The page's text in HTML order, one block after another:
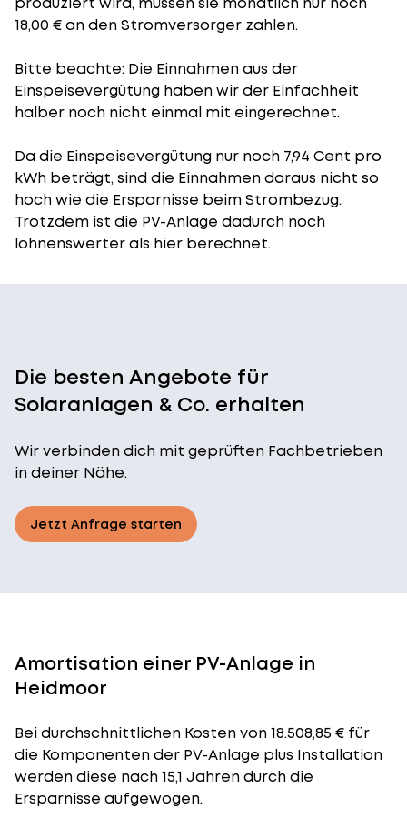
18,00 € an den Stromversorger zahlen.
Bitte beachte: Die Einnahmen aus der
Einspeisevergütung haben wir der Einfachheit
halber noch nicht einmal mit eingerechnet.
Da die Einspeisevergütung nur noch 7,94 Cent pro
kWh beträgt, sind die Einnahmen daraus nicht so
hoch wie die Ersparnisse beim Strombezug.
Trotzdem ist die PV-Anlage dadurch noch
lohnenswerter als hier berechnet.
Die besten Angebote für
Solaranlagen & Co. erhalten
Wir verbinden dich mit geprüften Fachbetrieben
in deiner Nähe.
Jetzt Anfrage starten
Amortisation einer PV-Anlage in
Heidmoor
Bei durchschnittlichen Kostenvon 18.508,85 € für
die Komponenten der PV-Anlage plus Installation
werden diese nach 15,1 Jahren durch die
Ersparnisse aufgewogen.